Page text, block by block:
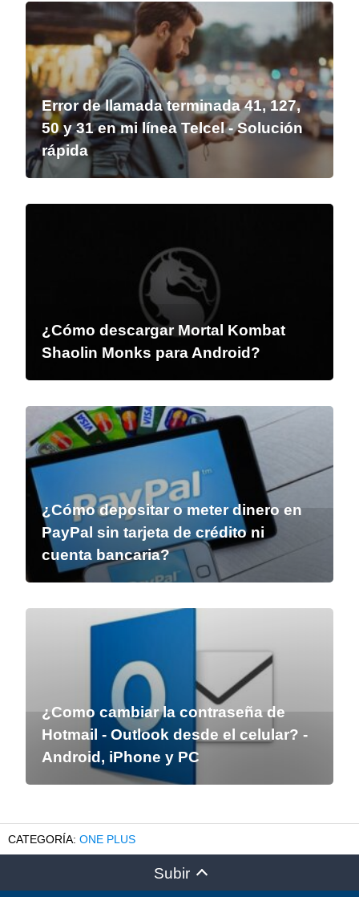
Error de llamada terminada 41, 127,
50 y 31 en mi línea Telcel - Solución
rápida
¿Cómo descargar Mortal Kombat
Shaolin Monks para Android?
¿Cómo depositar o meter dinero en
PayPal sin tarjeta de crédito ni
cuenta bancaria?
¿Como cambiar la contraseña de
Hotmail - Outlook desde el celular? -
Android, iPhone y PC
ONE PLUS
Subir